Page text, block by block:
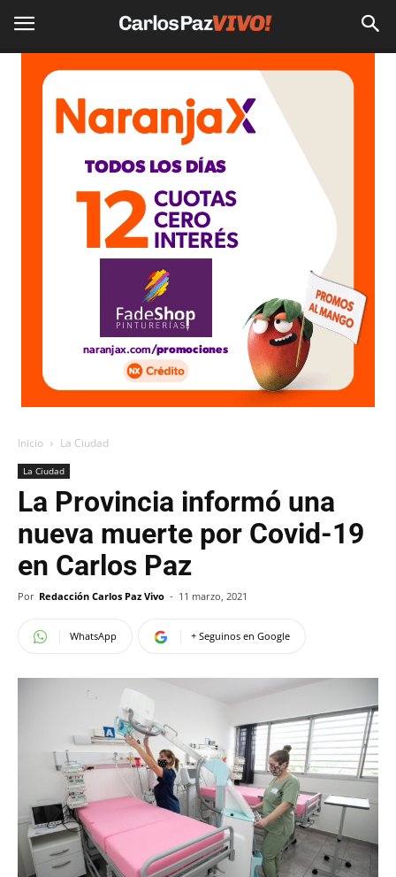
Inicio La Ciudad
La Ciudad
La Provincia informó una
nueva muerte por Covid-19
en Carlos Paz
Por Redacción Carlos Paz Vivo - 11 marzo, 2021
WhatsApp + Seguinos en Google